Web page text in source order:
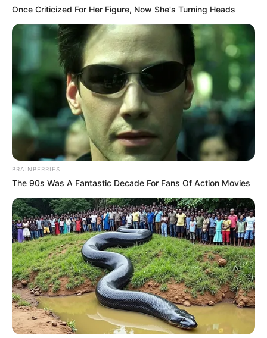
Once Criticized For Her Figure, Now She's Turning Heads
BRAINBERRIES
The 90s Was A Fantastic Decade For Fans Of Action Movies